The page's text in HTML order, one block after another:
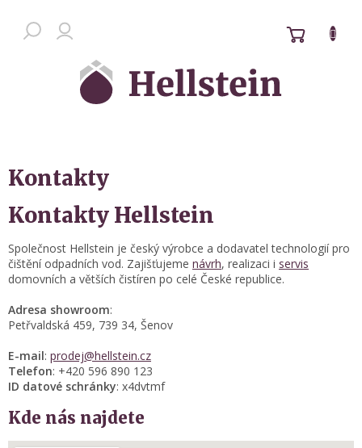
obsah
Kontakty
Kontakty Hellstein
Společnost Hellstein je český výrobce a dodavatel technologií pro
čištění odpadních vod. Zajišťujeme návrh, realizaci i servis
domovních a větších čistíren po celé České republice.
Adresa showroom:
Petřvaldská 459, 739 34, Šenov
E-mail: prodej@hellstein.cz
Telefon: +420 596 890 123
ID datové schránky: x4dvtmf
Kde nás najdete
Chat zákaznické podpory